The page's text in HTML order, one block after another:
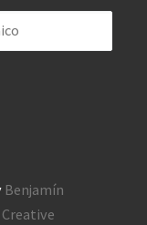
Benjamín
Creative